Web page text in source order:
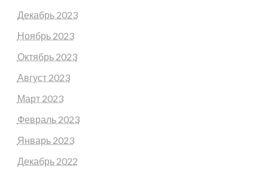
Декабрь 2023
Ноябрь 2023
Октябрь 2023
Август 2023
Март 2023
Февраль 2023
Январь 2023
Декабрь 2022